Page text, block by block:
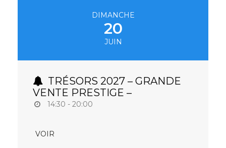
DIMANCHE
20
JUIN
TRÉSORS 2027 – GRANDE
VENTE PRESTIGE –
14:30 - 20:00
VOIR